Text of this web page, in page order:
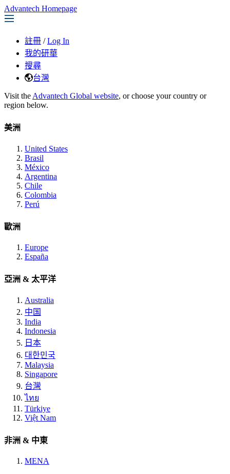
Advantech Homepage
註冊 / Log In
我的研華
搜尋
台灣
Visit the Advantech Global website, or choose your country or
region below.
美洲
United States
Brasil
México
Argentina
Chile
Colombia
Perú
歐洲
Europe
España
亞洲 & 太平洋
Australia
中国
India
Indonesia
日本
대한민국
Malaysia
Singapore
台灣
ไทย
Türkiye
Việt Nam
非洲 & 中東
MENA